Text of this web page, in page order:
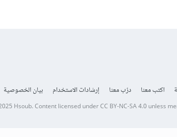
اكتب معنا درّب معنا إرشادات الاستخدام بيان الخصوصية
Hsoub.Content licensed underCC BY-NC-SA 4.0unless